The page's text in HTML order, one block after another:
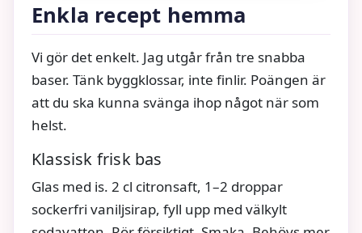
Enkla recept hemma
Vi gör det enkelt. Jag utgår från tre snabba
baser. Tänk byggklossar, inte finlir. Poängen är
att du ska kunna svänga ihop något när som
helst.
Klassisk frisk bas
Glas med is. 2 cl citronsaft, 1–2 droppar
sockerfri vaniljsirap, fyll upp med välkylt